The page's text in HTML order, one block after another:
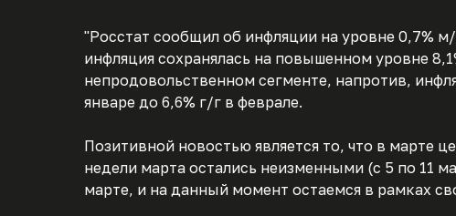
"Росстат сообщил об инфляции на уровне 0,7%
инфляция сохранялась на повышенном уровне
непродовольственном сегменте, напротив,
январе до 6,6% г/г в феврале.
Позитивной новостью является то, что в марте
недели марта остались неизменными (с 5 по 11
марте, и на данный момент остаемся в рамках